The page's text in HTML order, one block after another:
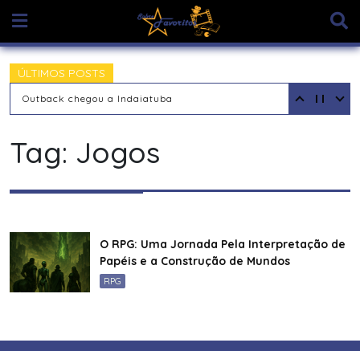
content
ÚLTIMOS POSTS
Outback chegou a Indaiatuba
Tag: Jogos
O RPG: Uma Jornada Pela Interpretação de
Papéis e a Construção de Mundos
RPG